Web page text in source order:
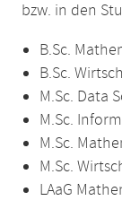
bzw. in den
B.Sc.
B.Sc.
M.Sc. Data
M.Sc.
M.Sc.
M.Sc.
LAaG